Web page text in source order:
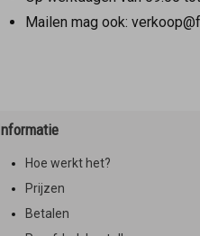
Mailen mag ook:
Hoe werkt het?
Prijzen
Betalen